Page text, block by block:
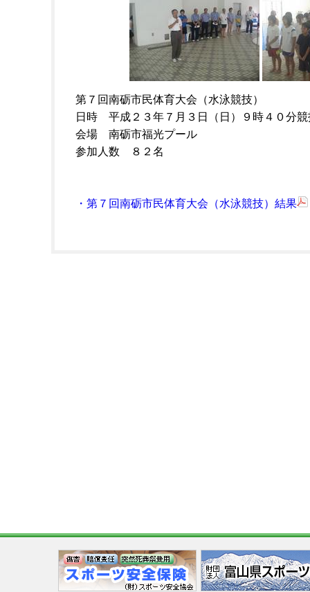
第７回南砺市民体育大会（水泳競技）
日時 平成２３年７月３日（日）９時４０分競
会場 南砺市福光プール
参加人数 ８２名
・第７回南砺市民体育大会（水泳競技）結果